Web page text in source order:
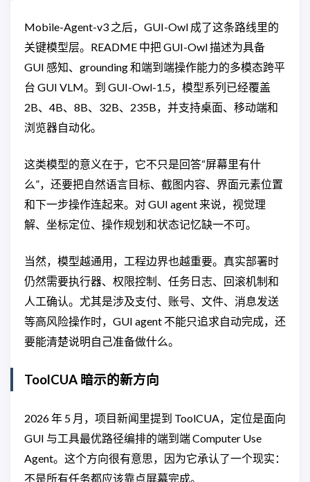
Mobile-Agent-v3 之后，GUI-Owl 成了这条路线里的
关键模型层。README 中把 GUI-Owl 描述为具备
GUI 感知、grounding 和端到端操作能力的多模态跨平
台 GUI VLM。到 GUI-Owl-1.5，模型系列已经覆盖
2B、4B、8B、32B、235B，并支持桌面、移动端和
浏览器自动化。
这类模型的意义在于，它不只是回答“屏幕里有什
么”，还要把自然语言目标、截图内容、界面元素位置
和下一步操作连起来。对 GUI agent 来说，视觉理
解、坐标定位、操作规划和状态记忆缺一不可。
当然，模型越通用，工程边界也越重要。真实部署时
仍然需要执行器、权限控制、任务日志、回滚机制和
人工确认。尤其是涉及支付、账号、文件、消息发送
等高风险操作时，GUI agent 不能只追求自动完成，还
要能清楚说明自己准备做什么。
ToolCUA 暗示的新方向
2026 年 5 月，项目新闻里提到 ToolCUA，定位是面向
GUI 与工具最优路径编排的端到端 Computer Use
Agent。这个方向很有意思，因为它承认了一个现实：
不是所有任务都应该靠点屏幕完成。